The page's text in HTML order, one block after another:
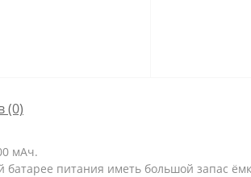
(0)
мАч.
батарее питания иметь большой запас